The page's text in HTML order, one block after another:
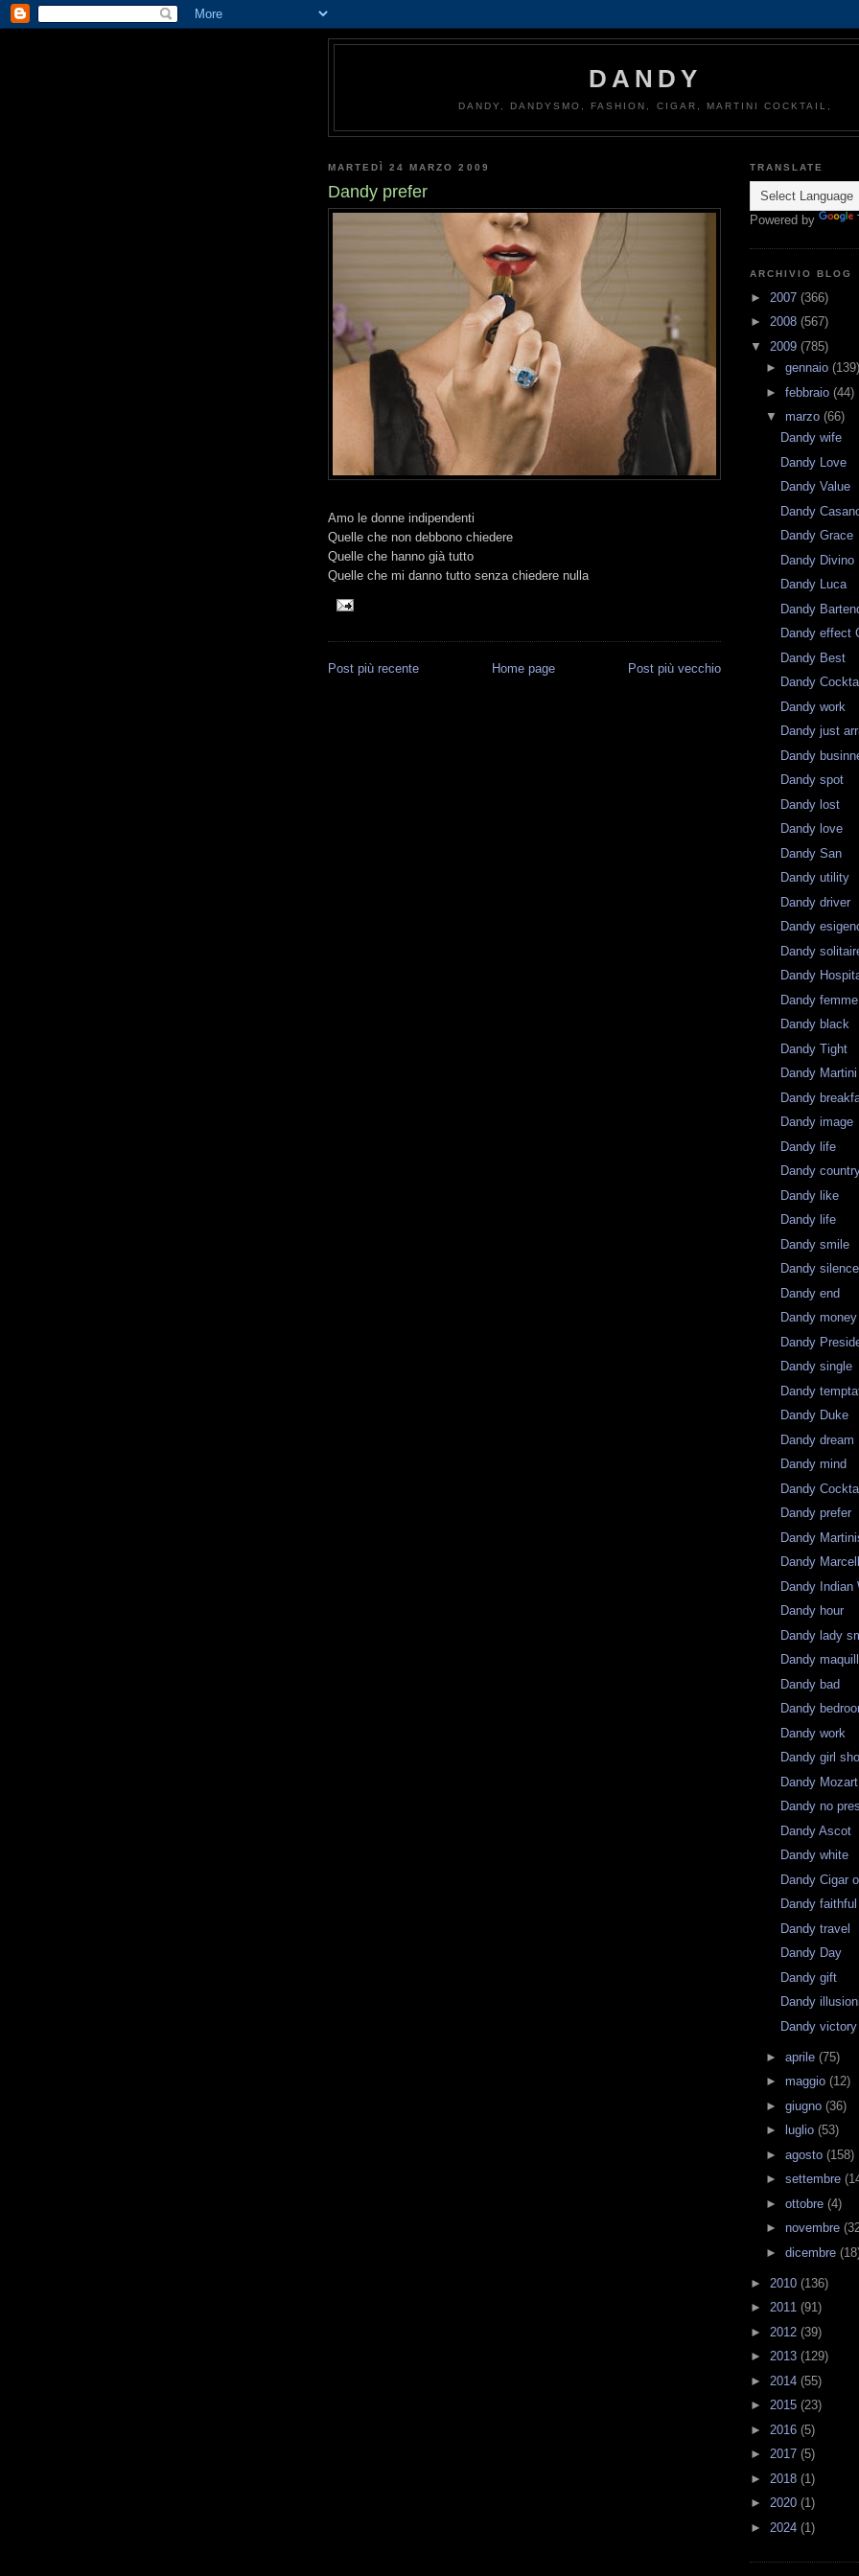
DANDY
DANDY, DANDYSMO, FASHION, CIGAR, MARTINI COCKTAIL,
MARTEDÌ 24 MARZO 2009
Dandy prefer
Amo le donne indipendenti
Quelle che non debbono chiedere
Quelle che hanno già tutto
Quelle che mi danno tutto senza chiedere nulla
Post più recente Post più vecchio
Home page
TRANSLATE
Powered by
ARCHIVIO BLOG
► 2007 (366)
► 2008 (567)
▼ 2009 (785)
► gennaio (139)
► febbraio (44)
▼ marzo (66)
Dandy wife
Dandy Love
Dandy Value
Dandy
Dandy Grace
Dandy Divino
Dandy Luca
Dandy
Dandy effect
Dandy Best
Dandy
Dandy work
Dandy just
Dandy
Dandy spot
Dandy lost
Dandy love
Dandy San
Dandy utility
Dandy driver
Dandy
Dandy
Dandy
Dandy femme
Dandy black
Dandy Tight
Dandy Martini
Dandy
Dandy image
Dandy life
Dandy
Dandy like
Dandy life
Dandy smile
Dandy silence
Dandy end
Dandy money
Dandy
Dandy single
Dandy
Dandy Duke
Dandy dream
Dandy mind
Dandy
Dandy prefer
Dandy
Dandy
Dandy Indian
Dandy hour
Dandy lady
Dandy
Dandy bad
Dandy
Dandy work
Dandy girl
Dandy Mozart
Dandy no
Dandy Ascot
Dandy white
Dandy Cigar
Dandy faithful
Dandy travel
Dandy Day
Dandy gift
Dandy
Dandy victory
► aprile (75)
► maggio (12)
► giugno (36)
►
luglio (53)
► agosto (158)
► settembre
► ottobre (4)
► novembre
► dicembre
► 2010 (136)
► 2011 (91)
► 2012 (39)
► 2013 (129)
► 2014 (55)
► 2015 (23)
► 2016 (5)
► 2017 (5)
► 2018 (1)
► 2020 (1)
► 2024 (1)